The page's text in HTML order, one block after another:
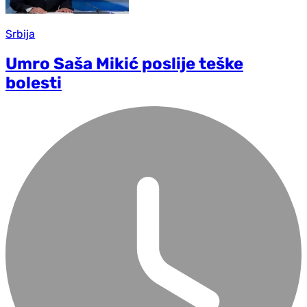
Srbija
Umro Saša Mikić poslije teške
bolesti